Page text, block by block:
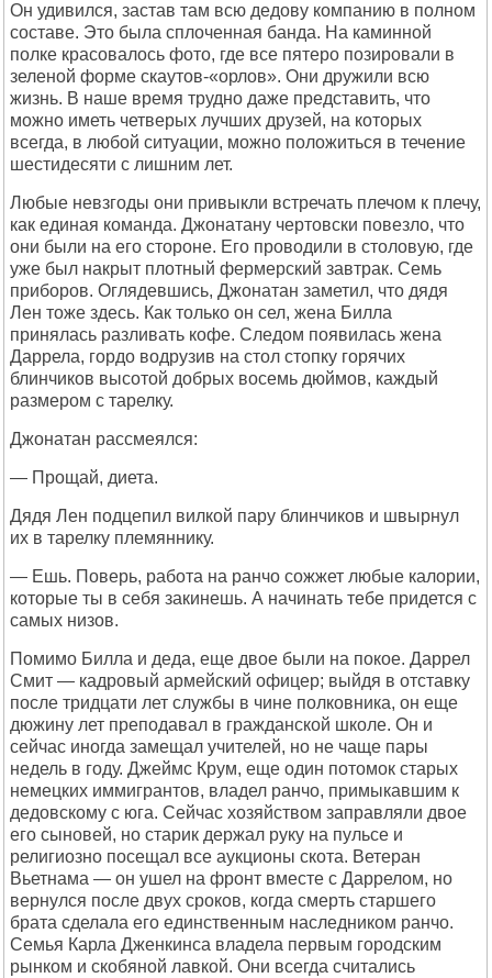
Он удивился, застав там всю дедову компанию в полном
составе. Это была сплоченная банда. На каминной
полке красовалось фото, где все пятеро позировали в
зеленой форме скаутов-«орлов». Они дружили всю
жизнь. В наше время трудно даже представить, что
можно иметь четверых лучших друзей, на которых
всегда, в любой ситуации, можно положиться в течение
шестидесяти с лишним лет.
Любые невзгоды они привыкли встречать плечом к плечу,
как единая команда. Джонатану чертовски повезло, что
они были на его стороне. Его проводили в столовую, где
уже был накрыт плотный фермерский завтрак. Семь
приборов. Оглядевшись, Джонатан заметил, что дядя
Лен тоже здесь. Как только он сел, жена Билла
принялась разливать кофе. Следом появилась жена
Даррела, гордо водрузив на стол стопку горячих
блинчиков высотой добрых восемь дюймов, каждый
размером с тарелку.
Джонатан рассмеялся:
— Прощай, диета.
Дядя Лен подцепил вилкой пару блинчиков и швырнул
их в тарелку племяннику.
— Ешь. Поверь, работа на ранчо сожжет любые калории,
которые ты в себя закинешь. А начинать тебе придется с
самых низов.
Помимо Билла и деда, еще двое были на покое. Даррел
Смит — кадровый армейский офицер; выйдя в отставку
после тридцати лет службы в чине полковника, он еще
дюжину лет преподавал в гражданской школе. Он и
сейчас иногда замещал учителей, но не чаще пары
недель в году. Джеймс Крум, еще один потомок старых
немецких иммигрантов, владел ранчо, примыкавшим к
дедовскому с юга. Сейчас хозяйством заправляли двое
его сыновей, но старик держал руку на пульсе и
религиозно посещал все аукционы скота. Ветеран
Вьетнама — он ушел на фронт вместе с Даррелом, но
вернулся после двух сроков, когда смерть старшего
брата сделала его единственным наследником ранчо.
Семья Карла Дженкинса владела первым городским
рынком и скобяной лавкой. Они всегда считались